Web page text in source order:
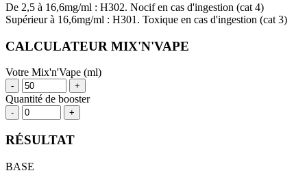
De 2,5 à 16,6mg/ml : H302. Nocif en cas d'ingestion (cat 4)
Supérieur à 16,6mg/ml : H301. Toxique en cas d'ingestion (cat 3)
CALCULATEUR MIX'N'VAPE
Votre Mix'n'Vape (ml)
- +
Quantité de booster
- +
RÉSULTAT
BASE